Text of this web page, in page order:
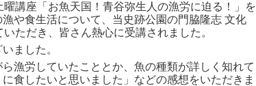
講座「お魚天国！青谷弥生人の漁労に迫る！」を
や食生活について、当史跡公園の門脇隆志 文化
ただき、皆さん熱心に受講されました。
ました。
漁労していたこととか、魚の種類が詳しく知れて
食したいと思いました」などの感想をいただきま